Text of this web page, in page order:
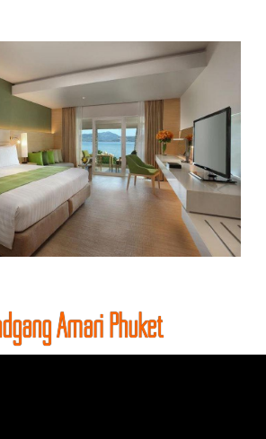
Amari Phuket